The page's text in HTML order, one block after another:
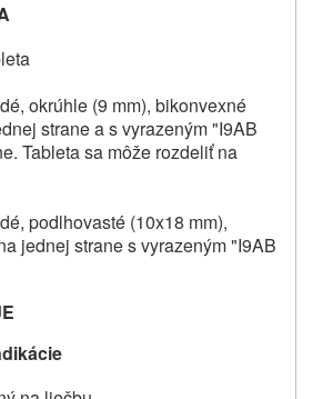
okrúhle (9 mm), bikonvexné
strane a s vyrazeným "I9AB
Tableta sa môže rozdeliť na
podlhovasté (10x18 mm),
jednej strane s vyrazeným "I9AB